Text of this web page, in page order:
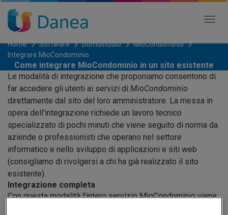
Home Software Domustudio
MioCondominio
Integrare MioCondominio
Come integrare MioCondominio in un sito esistente
Le modalità di integrazione che proponiamo consentono di
far accedere gli utenti ai servizi di MioCondominio
direttamente dal sito del loro amministratore. La messa in
opera dell'integrazione richiede un lavoro tecnico
specializzato di pochi minuti che viene seguito di norma da
aziende o professionisti che operano nel settore
informatico e nello sviluppo di applicazioni e siti web
(consigliamo di rivolgersi a chi ha già realizzato il sito
esistente).
Integrazione completa
Con questa modalità l'intero servizio MioCondominio viene